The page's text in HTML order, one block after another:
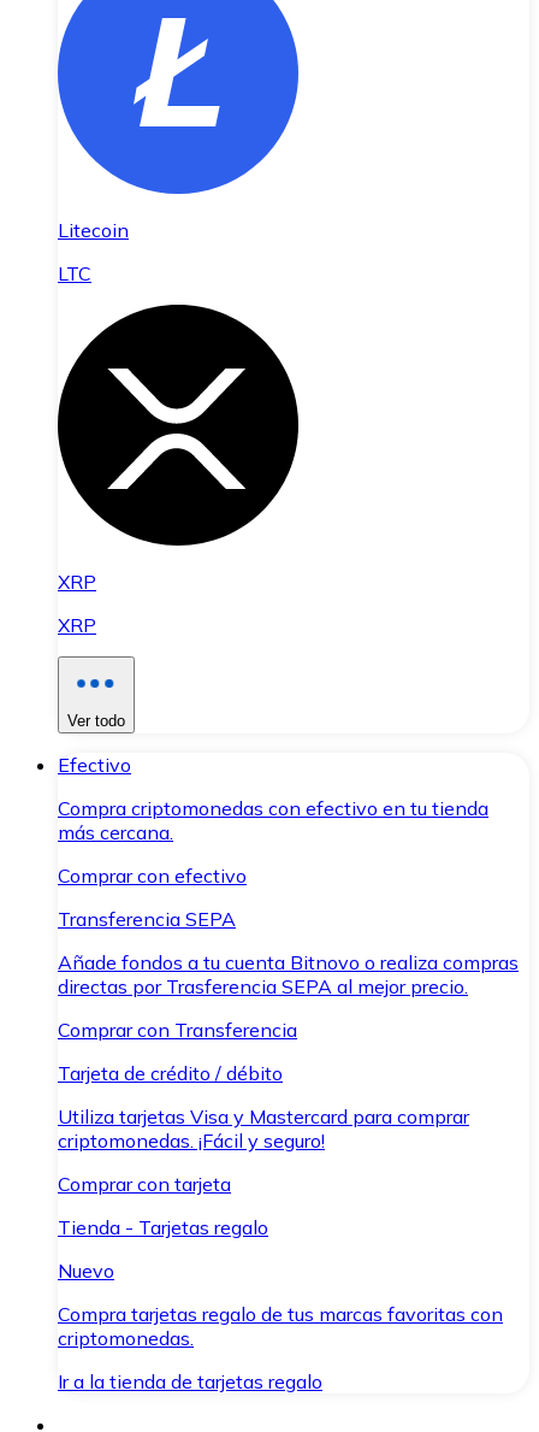
Litecoin
LTC
XRP
XRP
Ver todo
Efectivo
Compra criptomonedas con efectivo en tu tienda
más cercana.
Comprar con efectivo
Transferencia SEPA
Añade fondos a tu cuenta Bitnovo o realiza compras
directas por Trasferencia SEPA al mejor precio.
Comprar con Transferencia
Tarjeta de crédito / débito
Utiliza tarjetas Visa y Mastercard para comprar
criptomonedas. ¡Fácil y seguro!
Comprar con tarjeta
Tienda - Tarjetas regalo
Nuevo
Compra tarjetas regalo de tus marcas favoritas con
criptomonedas.
Ir a la tienda de tarjetas regalo